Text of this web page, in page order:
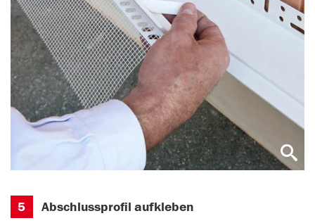
5 Abschlussprofil aufkleben